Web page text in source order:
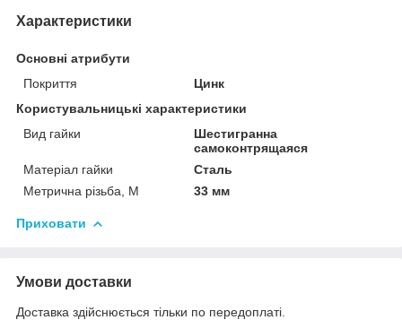
Характеристики
Основні атрибути
Покриття
Цинк
Користувальницькі характеристики
Вид гайки
Шестигранна
самоконтрящаяся
Матеріал гайки
Сталь
Метрична різьба, М
33 мм
Приховати
Умови доставки
Доставка здійснюється тільки по передоплаті.